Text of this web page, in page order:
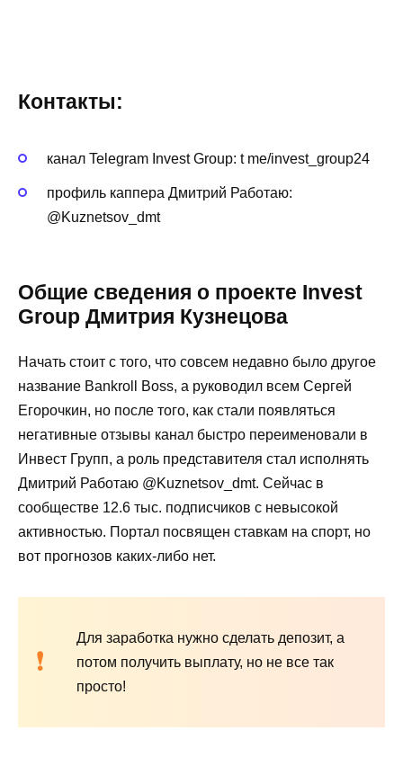
Контакты:
канал Telegram Invest Group: t me/invest_group24
профиль каппера Дмитрий Работаю:
@Kuznetsov_dmt
Общие сведения о проекте Invest
Group Дмитрия Кузнецова
Начать стоит с того, что совсем недавно было другое
название Bankroll Boss, а руководил всем Сергей
Егорочкин, но после того, как стали появляться
негативные отзывы канал быстро переименовали в
Инвест Групп, а роль представителя стал исполнять
Дмитрий Работаю @Kuznetsov_dmt. Сейчас в
сообществе 12.6 тыс. подписчиков с невысокой
активностью. Портал посвящен ставкам на спорт, но
вот прогнозов каких-либо нет.
Для заработка нужно сделать депозит, а
потом получить выплату, но не все так
просто!